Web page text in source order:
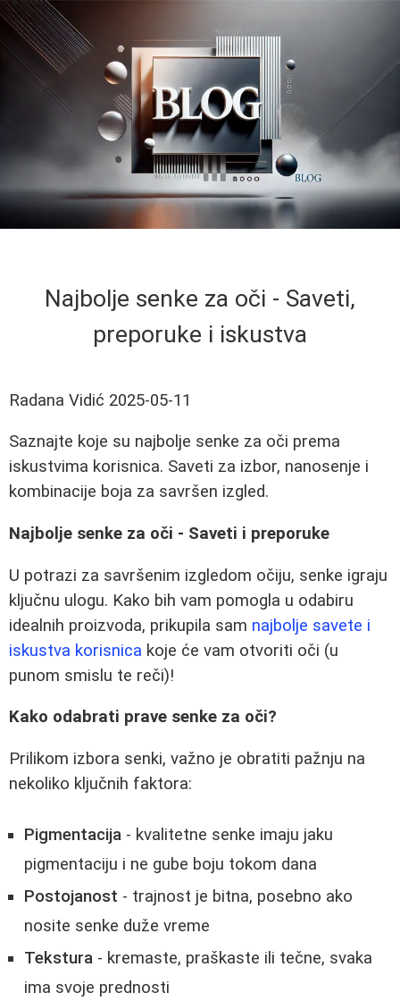
Najbolje senke za oči - Saveti,
preporuke i iskustva
Radana Vidić 2025-05-11
Saznajte koje su najbolje senke za oči prema
iskustvima korisnica. Saveti za izbor, nanosenje i
kombinacije boja za savršen izgled.
Najbolje senke za oči - Saveti i preporuke
U potrazi za savršenim izgledom očiju, senke igraju
ključnu ulogu. Kako bih vam pomogla u odabiru
idealnih proizvoda, prikupila sam najbolje savete i
iskustva korisnica koje će vam otvoriti oči (u
punom smislu te reči)!
Kako odabrati prave senke za oči?
Prilikom izbora senki, važno je obratiti pažnju na
nekoliko ključnih faktora:
Pigmentacija - kvalitetne senke imaju jaku
pigmentaciju i ne gube boju tokom dana
Postojanost - trajnost je bitna, posebno ako
nosite senke duže vreme
Tekstura - kremaste, praškaste ili tečne, svaka
ima svoje prednosti